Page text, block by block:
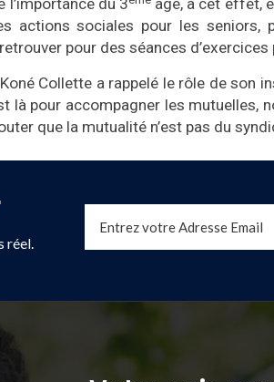
l’importance du 3
âge, à cet effet,
actions sociales pour les seniors,
pour des séances
Collette a rappelé le rôle de son
là pour accompagner les
que la mutualité n’est pas du
réel.